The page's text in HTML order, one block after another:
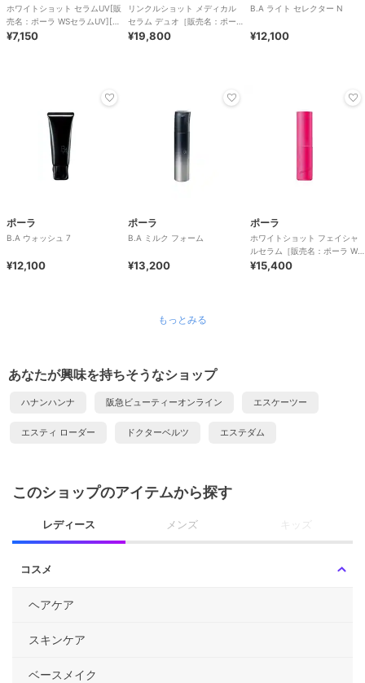
ホワイトショット セラムUV[販
売名：ポーラ WSセラムUV][医
薬部外品]
¥7,150
リンクルショット メディカル
セラム デュオ［販売名：ポー
ラ リンクルシ
¥19,800
B.A ライト セレクター N
¥12,100
ポーラ
B.A ウォッシュ 7
¥12,100
ポーラ
B.A ミルク フォーム
¥13,200
ポーラ
ホワイトショット フェイシャ
ルセラム［販売名：ポーラ WS
フェイシャルセ
¥15,400
もっとみる
あなたが興味を持ちそうなショップ
ハナンハンナ 阪急ビューティーオンライン エスケーツー
エスティ ローダー ドクターベルツ エステダム
このショップのアイテムから探す
レディース メンズ キッズ
コスメ
ヘアケア
スキンケア
ベースメイク